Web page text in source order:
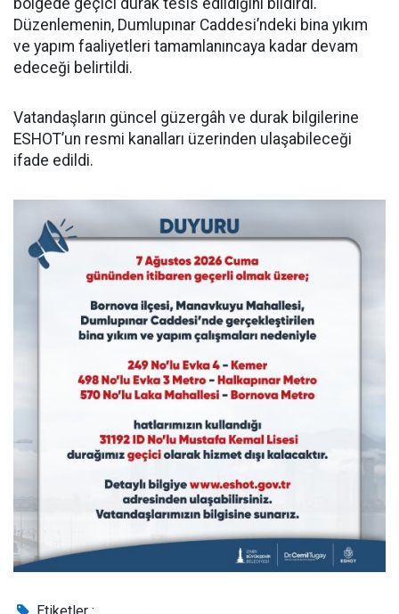
bölgede geçici durak tesis edildiğini bildirdi.
Düzenlemenin, Dumlupınar Caddesi’ndeki bina yıkım
ve yapım faaliyetleri tamamlanıncaya kadar devam
edeceği belirtildi.
Vatandaşların güncel güzergâh ve durak bilgilerine
ESHOT’un resmi kanalları üzerinden ulaşabileceği
ifade edildi.